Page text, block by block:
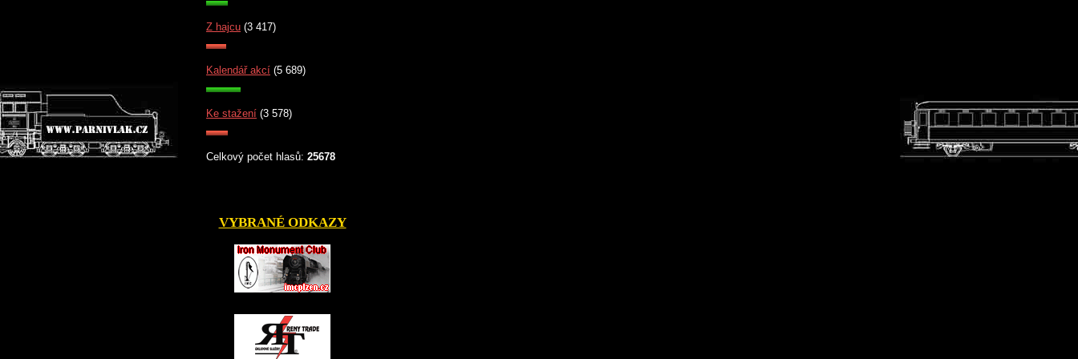
Z hajcu (3 417)
Kalendář akcí (5 689)
Ke stažení (3 578)
Celkový počet hlasů: 25678
VYBRANÉ ODKAZY